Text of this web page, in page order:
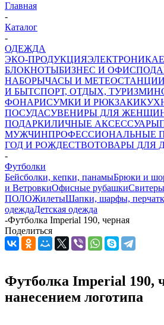
Главная
-
Каталог
-
ОДЕЖДА
ЭКО-ПРОДУКЦИЯЭЛЕКТРОНИКА
БЛОКНОТЫБИЗНЕС И ОФИС
НАБОРЫЧАСЫ И МЕТЕОСТАНЦИИ
И БЫТСПОРТ, ОТДЫХ, ТУРИЗМ
ФОНАРИСУМКИ И РЮКЗАКИ
ПОСУДАСУВЕНИРЫ ДЛЯ
ПОДАРКИЛИЧНЫЕ АКСЕССУАРЫ
МУЖЧИНПРОФЕССИОНАЛЬНЫЕ
ГОД И РОЖДЕСТВОТОВАРЫ ДЛЯ
-
Футболки
Бейсболки, кепки, панамыБрюки и
и ВетровкиОфисные рубашки
ПОЛОЖилетыШапки, шарфы,
одеждаДетская одежда
-Футболка Imperial 190, черная
Поделиться
Футболка Imperial 190,
нанесением логотипа